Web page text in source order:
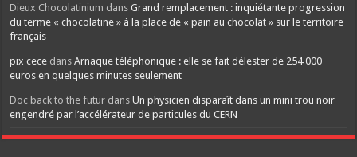
Dieux Chocolatinium dansGrand remplacement : inquiétante progression
du terme « chocolatine » à la place de « pain au chocolat » sur le territoire
français
pix cece dansArnaque téléphonique : elle se fait délester de 254 000
euros en quelques minutes seulement
Doc back to the futur dansUn physicien disparaît dans un mini trou noir
engendré par l’accélérateur de particules du CERN